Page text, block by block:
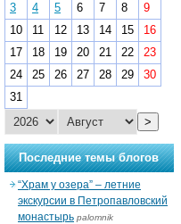
3
4 5 6 7 8
9
10
11 12 13 14 15
16
17
18 19 20 21 22
23
24
25 26 27 28 29
30
31
>
Последние темы блогов
“Храм у озера” – летние
экскурсии в Петропавловский
монастырь palomnik